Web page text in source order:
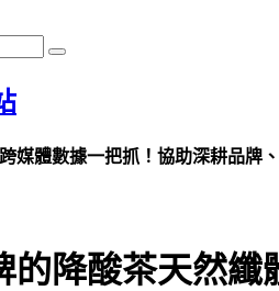
媒體數據一把抓！協助深耕品牌
的降酸茶天然